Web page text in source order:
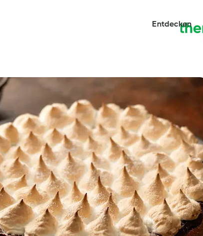
Entdecken